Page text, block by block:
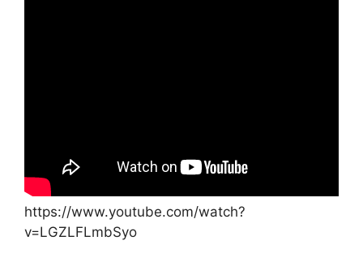
https://www.youtube.com/watch?
v=LGZLFLmbSyo